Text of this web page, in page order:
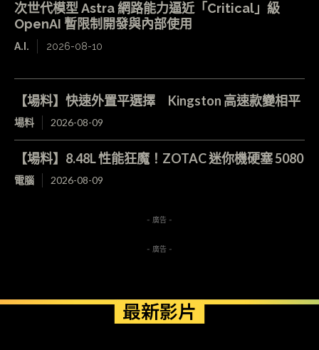
次世代模型 Astra 網路能力逼近「Critical」級
OpenAI 暫限制開發與內部使用
A.I. 2026-08-10
【場料】快速外置平選擇 Kingston 高速款變相平
場料 2026-08-09
【場料】8.48L 性能狂魔！ZOTAC 迷你機硬塞 5080
電腦 2026-08-09
- 廣告 -
- 廣告 -
最新影片